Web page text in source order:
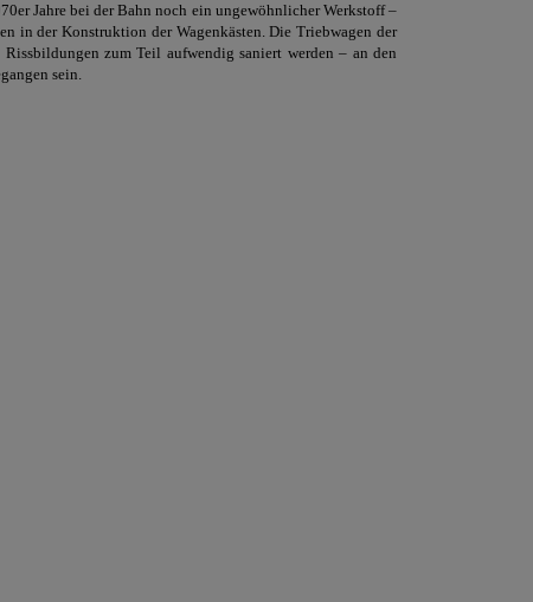
Jahre bei der Bahn noch ein ungewöhnlicher Werkstoff –
in der Konstruktion der Wagenkästen. Die Triebwagen der
zum Teil aufwendig saniert werden – an den
sein.